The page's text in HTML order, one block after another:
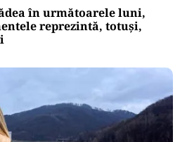
în următoarele luni,
reprezintă, totuși,